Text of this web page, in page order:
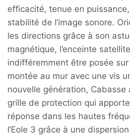
efficacité, tenue en
stabilité de l’image sonore.
les directions grâce à son
magnétique, l’enceinte
indifféremment être posée
montée au mur avec une vis
nouvelle génération, Cabasse
grille de protection qui
réponse dans les hautes
l’Eole 3 grâce à une